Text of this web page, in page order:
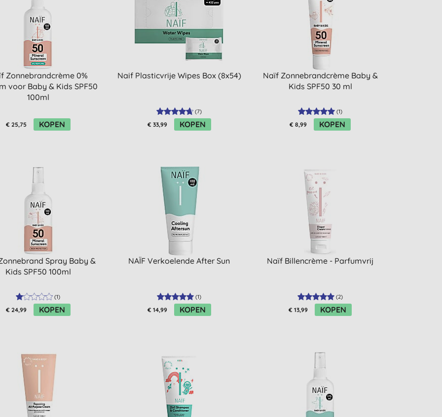
Zonnebrandcrème 0%
voor Baby & Kids SPF50
100ml
€ 25,75 KOPEN
Naif Plasticvrije Wipes Box (8x54)
(7)
€ 33,99 KOPEN
Naïf Zonnebrandcrème Baby &
Kids SPF50 30 ml
(1)
€ 8,99 KOPEN
Spray Baby &
Kids SPF50 100ml
(1)
€ 24,99 KOPEN
NAÏF Verkoelende After Sun
(1)
€ 14,99 KOPEN
Naïf Billencrème - Parfumvrij
(2)
€ 13,99 KOPEN